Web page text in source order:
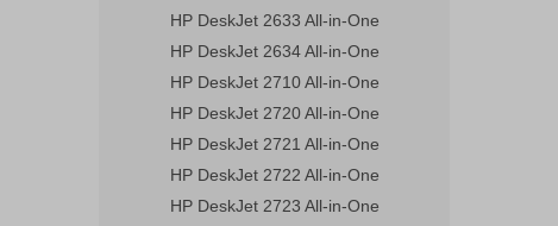
HP DeskJet 2633 All-in-One
HP DeskJet 2634 All-in-One
HP DeskJet 2710 All-in-One
HP DeskJet 2720 All-in-One
HP DeskJet 2721 All-in-One
HP DeskJet 2722 All-in-One
HP DeskJet 2723 All-in-One